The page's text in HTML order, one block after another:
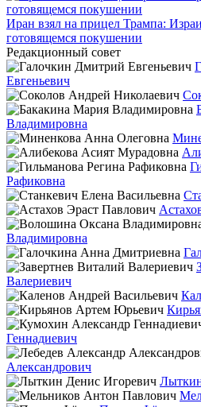
Иран взял на прицел Трампа:
готовящемся покушении
Редакционный совет
Евгеньевич
Владимировна
Рафиковна
Владимировна
Валериевич
Геннадиевич
Александрович